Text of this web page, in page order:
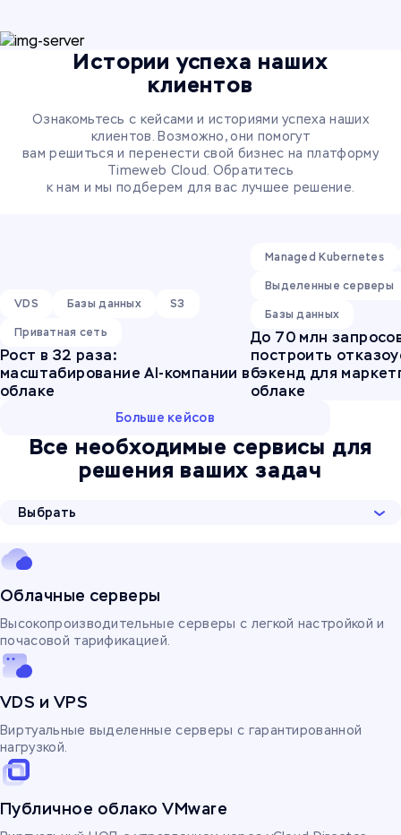
Истории успеха наших
клиентов
Ознакомьтесь с кейсами и историями успеха наших
клиентов. Возможно, они помогут
вам решиться и перенести свой бизнес на платформу
Timeweb Cloud. Обратитесь
к нам и мы подберем для вас лучшее решение.
VDS Базы данных
S3
Приватная сеть
Рост в 32 раза:
масштабирование AI-компании в
облаке
Managed Kubernetes
Выделенные серверы
Базы данных
До 70 млн
построить
бэкенд для
облаке
Больше кейсов
Все необходимые сервисы для
решения ваших задач
Выбрать
Облачные серверы
Высокопроизводительные серверы с легкой настройкой и
почасовой тарификацией.
VDS и VPS
Виртуальные выделенные серверы с гарантированной
нагрузкой.
Публичное облако VMware